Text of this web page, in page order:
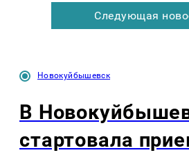
Следующая
Новокуйбышевск
В
стартовала